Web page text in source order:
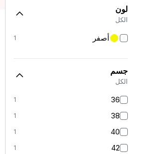
لون
الكل
أصفر 1
جسم
الكل
36
1
38
1
40
1
42
1